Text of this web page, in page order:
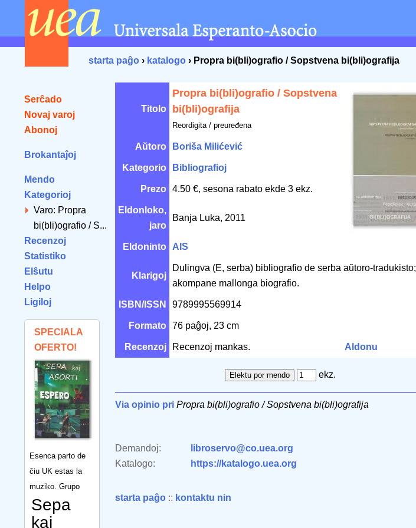
starta paĝo › katalogo › Propra bi(bli)ografio / Sopstvena bi(bli)ografija
Serĉado
Novaj varoj
Abonoj
Brokantaĵoj
Mendo
Kategorioj
Varo: Propra
bi(bli)ografio / S...
Recenzoj
Statistiko
Elŝutu
Helpo
Ligiloj
SPECIALA
OFERTO!
Esenca parto de
ĉiu UK estas la
muziko. Grupo
Sepa
kaj
Titolo
Propra bi(bli)ografio / Sopstvena
bi(bli)ografija
Reordigita / preuređena
Aŭtoro Boriša Milićević
Kategorio Bibliografioj
Prezo 4.50 €, sesona rabato ekde 3 ekz.
Eldonloko,
jaro
Banja Luka, 2011
Eldoninto AIS
Klarigoj
Dulingva (E, serba) bibliografio de serba aŭtoro-tradukisto;
akompane mallonga biografio.
ISBN/ISSN 9789995569914
Formato 76 paĝoj, 23 cm
Recenzoj Recenzoj mankas. Aldonu
ekz.
Via opinio pri Propra bi(bli)ografio / Sopstvena bi(bli)ografija
Demandoj:
libroservo@co.uea.org
Katalogo:
https://katalogo.uea.org
starta paĝo :: kontaktu nin